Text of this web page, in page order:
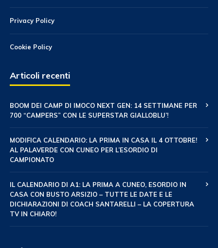
Privacy Policy
Cookie Policy
Articoli recenti
BOOM DEI CAMP DI IMOCO NEXT GEN: 14 SETTIMANE PER
700 “CAMPERS” CON LE SUPERSTAR GIALLOBLU’!
MODIFICA CALENDARIO: LA PRIMA IN CASA IL 4 OTTOBRE!
AL PALAVERDE CON CUNEO PER L’ESORDIO DI
CAMPIONATO
IL CALENDARIO DI A1: LA PRIMA A CUNEO, ESORDIO IN
CASA CON BUSTO ARSIZIO – TUTTE LE DATE E LE
DICHIARAZIONI DI COACH SANTARELLI – LA COPERTURA
TV IN CHIARO!